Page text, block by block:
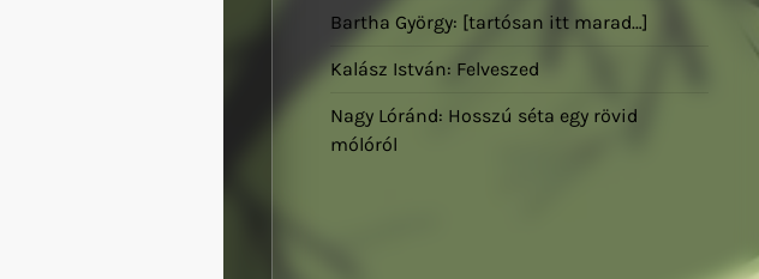
Bartha György: [tartósan itt marad…]
Kalász István: Felveszed
Nagy Lóránd: Hosszú séta egy rövid
mólóról